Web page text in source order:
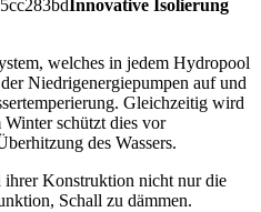
Innovative Isolierung
welches in jedem Hydropool
Niedrigenergiepumpen auf und
Gleichzeitig wird
schützt dies vor
des Wassers.
ihrer Konstruktion nicht nur die
Schall zu dämmen.